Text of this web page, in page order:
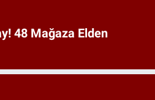
48 Mağaza Elden